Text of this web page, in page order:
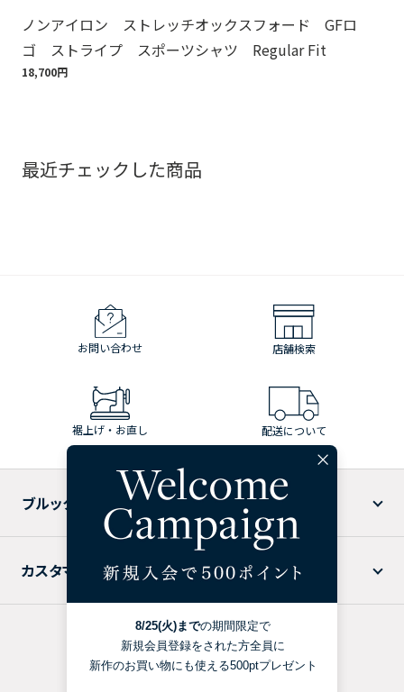
ノンアイロン ストレッチオックスフォード GFロ
ゴ ストライプ スポーツシャツ Regular Fit
18,700円
最近チェックした商品
お問い合わせ 店舗検索
裾上げ・お直し 配送について
ブルックス ブラザーズについて
カスタマーサービス